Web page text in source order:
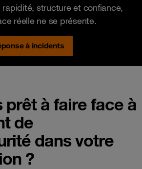
rapidité, structure et confiance,
réelle ne se présente.
à incidents
prêt à faire face à
de
dans votre
?